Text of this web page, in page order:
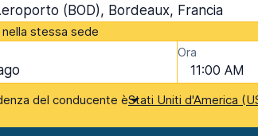
(BOD), Bordeaux, Francia
nella stessa sede
Ora
11:00 AM
del conducente èStati Uniti d'America